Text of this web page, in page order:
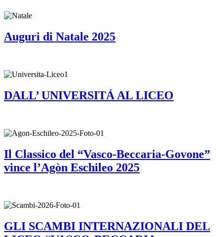
Auguri di Natale 2025
DALL’ UNIVERSITÁ AL LICEO
Il Classico del “Vasco-Beccaria-Govone”
vince l’Agòn Eschileo 2025
GLI SCAMBI INTERNAZIONALI DEL